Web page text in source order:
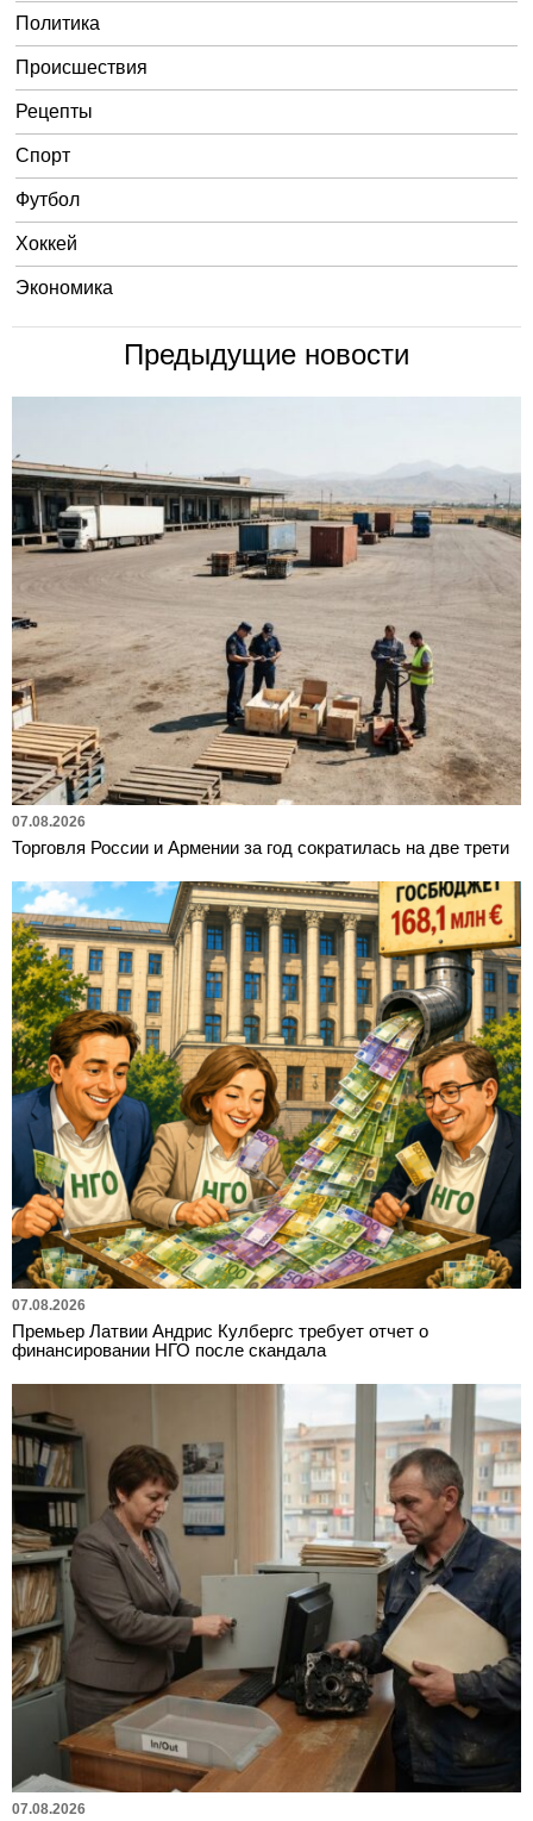
Политика
Происшествия
Рецепты
Спорт
Футбол
Хоккей
Экономика
Предыдущие новости
07.08.2026
Торговля России и Армении за год сократилась на две трети
07.08.2026
Премьер Латвии Андрис Кулбергс требует отчет о
финансировании НГО после скандала
07.08.2026